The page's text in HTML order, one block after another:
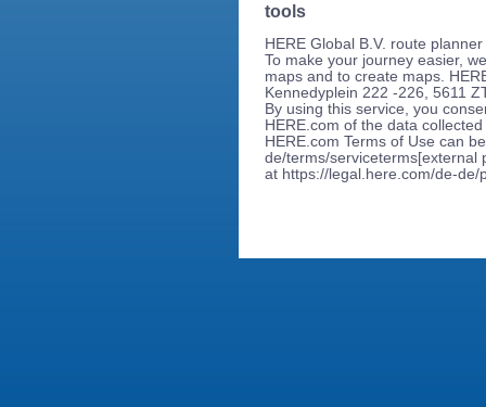
tools
HERE Global B.V. route planner
To make your journey easier,
maps and to create maps.
Kennedyplein 222 -226, 5611
By using this service, you
HERE.com of the data
HERE.com Terms of Use can
de/terms/serviceterms[external
at https://legal.here.com/de-